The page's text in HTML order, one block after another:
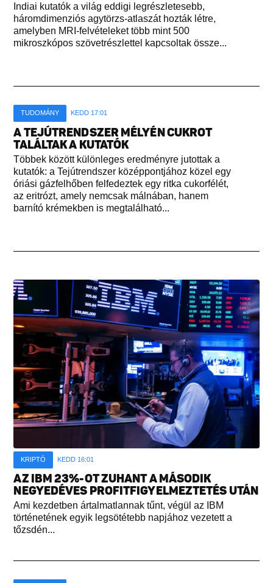
Indiai kutatók a világ eddigi legrészletesebb,
háromdimenziós agytörzs-atlaszát hozták létre,
amelyben MRI-felvételeket több mint 500
mikroszkópos szövetrészlettel kapcsoltak össze...
TUDOMÁNY KEDD 17:01
A TEJÚTRENDSZER MÉLYÉN CUKROT
TALÁLTAK A KUTATÓK
Többek között különleges eredményre jutottak a
kutatók: a Tejútrendszer középpontjához közel egy
óriási gázfelhőben felfedeztek egy ritka cukorfélét,
az eritrózt, amely nemcsak málnában, hanem
barnító krémekben is megtalálható...
KRIPTÓ KEDD 16:01
AZ IBM 23%-OT ZUHANT A MÁSODIK
NEGYEDÉVES PROFITFIGYELMEZTETÉS UTÁN
Ami kezdetben ártalmatlannak tűnt, végül az IBM
történetének egyik legsötétebb napjához vezetett a
tőzsdén...